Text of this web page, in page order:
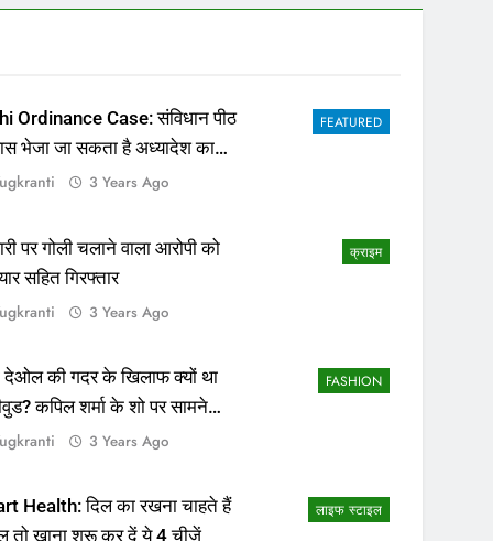
FEATURED
Ordinance Case: संविधान पीठ
भेजा जा सकता है अध्यादेश का
3 Years Ago
क्राइम
पर गोली चलाने वाला आरोपी को
सहित गिरफ्तार
3 Years Ago
FASHION
देओल की गदर के खिलाफ क्यों था
कपिल शर्मा के शो पर सामने
3 Years Ago
लाइफ स्टाइल
Health: दिल का रखना चाहते हैं
तो खाना शुरू कर दें ये 4 चीजें